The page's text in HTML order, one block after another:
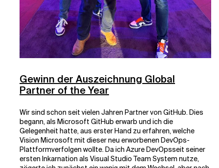
Gewinn der Auszeichnung Global
Partner of the Year
Wir sind schon seit vielen Jahren Partner von GitHub. Dies
begann, als Microsoft GitHub erwarb und ich die
Gelegenheit hatte, aus erster Hand zu erfahren, welche
Vision Microsoft mit dieser neu erworbenen DevOps-
Plattformverfolgen wollte. Da ich Azure DevOpsseit seiner
ersten Inkarnation als Visual Studio Team System nutze,